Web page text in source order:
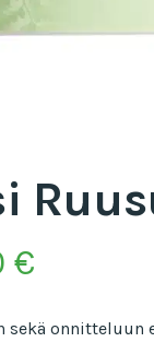
€
sekä onnitteluun